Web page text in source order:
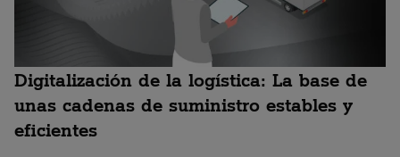
Digitalización de la logística: La base de
unas cadenas de suministro estables y
eficientes